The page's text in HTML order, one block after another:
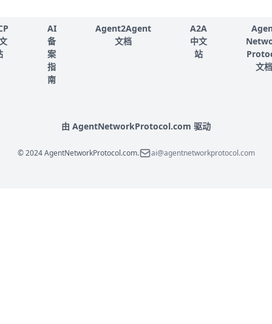
AI
备
案
指
南
Agent2Agent
文档
A2A
中文
站
文档
由 AgentNetworkProtocol.com 驱动
© 2024 AgentNetworkProtocol.com. ai@agentnetworkprotocol.com